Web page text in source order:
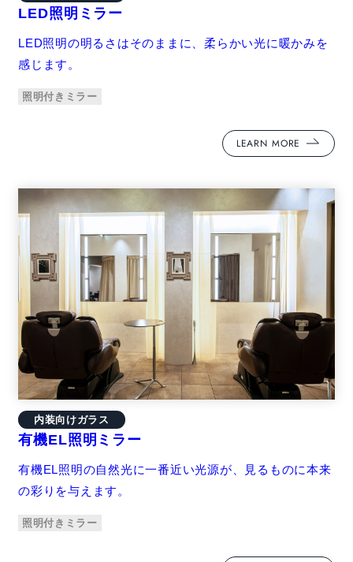
LED照明ミラー
LED照明の明るさはそのままに、柔らかい光に暖かみを
感じます。
照明付きミラー
LEARN MORE
有機EL照明ミラー
内装向けガラス
有機EL照明の自然光に一番近い光源が、見るものに本来
の彩りを与えます。
照明付きミラー